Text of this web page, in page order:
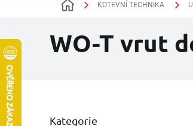
Domů KOTEVNÍ TECHNIKA
WO-T vrut
o
Přeskočit
Kategorie